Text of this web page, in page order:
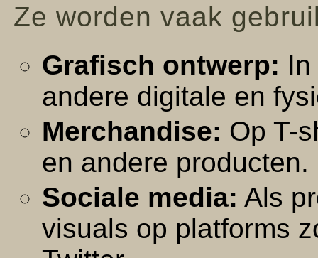
Ze worden vaak
Grafisch ontwerp:
andere digitale en
Merchandise: Op T-
en andere producten.
Sociale media: Als
visuals op platforms